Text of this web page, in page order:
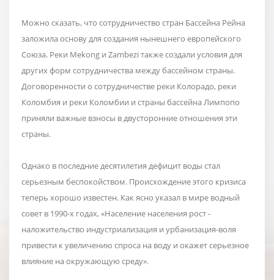
Можно сказать, что сотрудничество стран Бассейна Рейна
заложила основу для создания нынешнего европейского
Союза. Реки Mekong и Zambezi также создали условия для
других форм сотрудничества между бассейном страны.
Договоренности о сотрудничестве реки Колорадо, реки
Коломбия и реки Коломбии и страны бассейна Лимпопо
приняли важные взносы в двусторонние отношения эти
страны.
Однако в последние десятилетия дефицит воды стал
серьезным беспокойством. Происхождение этого кризиса
теперь хорошо известен. Как ясно указал в мире водный
совет в 1990-х годах, «Население населения рост -
наложительство индустриализация и урбанизация-воля
привести к увеличению спроса на воду и окажет серьезное
влияние на окружающую среду».